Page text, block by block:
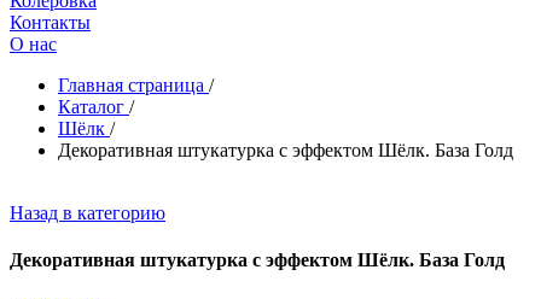
Контакты
О нас
Главная страница /
Каталог /
Шёлк /
Декоративная штукатурка с эффектом Шёлк. База Голд
Назад в категорию
Декоративная штукатурка с эффектом Шёлк. База Голд